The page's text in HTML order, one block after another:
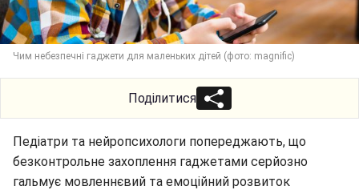
Чим небезпечні гаджети для маленьких дітей (фото: magnific)
Поділитися
Педіатри та нейропсихологи попереджають, що
безконтрольне захоплення гаджетами серйозно
гальмує мовленнєвий та емоційний розвиток